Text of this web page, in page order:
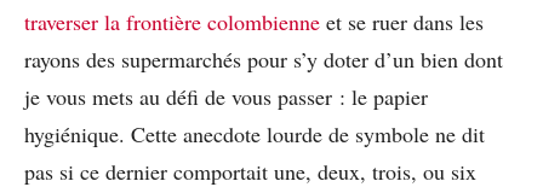
traverser la frontière colombienne et se ruer dans les
rayons des supermarchés pour s’y doter d’un bien dont
je vous mets au défi de vous passer : le papier
hygiénique. Cette anecdote lourde de symbole ne dit
pas si ce dernier comportait une, deux, trois, ou six